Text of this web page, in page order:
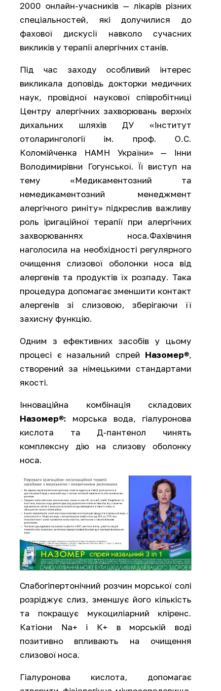
2000 онлайн-учасників — лікарів різних
спеціальностей, які долучилися до
фахової дискусії навколо сучасних
викликів у терапії алергічних станів.
Під час заходу особливий інтерес
викликала доповідь докторки медичних
наук, провідної наукової співробітниці
Центру алергічних захворювань верхніх
дихальних шляхів ДУ «Інститут
отоларингології ім. проф. О.С.
Коломійченка НАМН України» — Інни
Володимирівни Гогунської. Її виступ на
тему «Медикаментозний та
немедикаментозний менеджмент
алергічного риніту» підкреслив важливу
роль іригаційної терапії при алергічних
захворюваннях носа.Фахівчиня
наголосила на необхідності регулярного
очищення слизової оболонки носа від
алергенів та продуктів їх розпаду. Така
процедура допомагає зменшити контакт
алергенів зі слизовою, зберігаючи її
захисну функцію.
Одним з ефективних засобів у цьому
процесі є назальний спрей Назомер®,
створений за німецькими стандартами
якості.
Інноваційна комбінація складових
Назомер®: морська вода, гіалуронова
кислота та Д-пантенол чинять
комплексну дію на слизову оболонку
носа.
Слабогіпертонічний розчин морської солі
розріджує слиз, зменшує його кількість
та покращує мукоциліарний кліренс.
Катіони Na+ і К+ в морській воді
позитивно впливають на очищення
слизової носа.
Гіалуронова кислота, допомагає